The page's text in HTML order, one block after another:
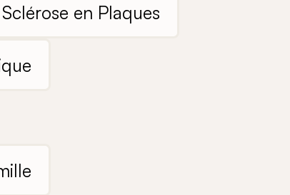
Sclérose en Plaques